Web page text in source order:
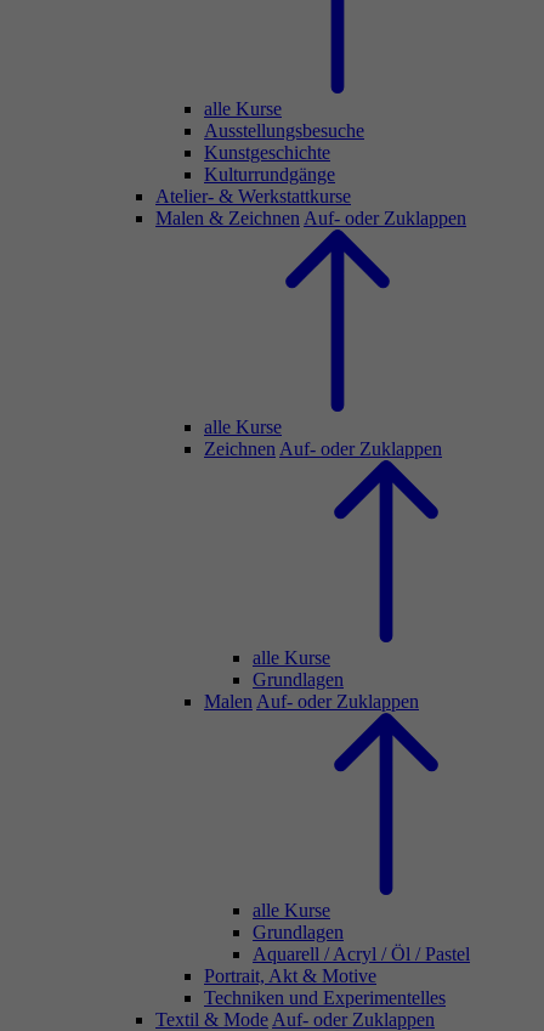
alle Kurse
Ausstellungsbesuche
Kunstgeschichte
Kulturrundgänge
Atelier- & Werkstattkurse
Malen & Zeichnen Auf- oder Zuklappen
alle Kurse
Zeichnen Auf- oder Zuklappen
alle Kurse
Grundlagen
Malen Auf- oder Zuklappen
alle Kurse
Grundlagen
Aquarell / Acryl / Öl / Pastel
Portrait, Akt & Motive
Techniken und Experimentelles
Textil & Mode Auf- oder Zuklappen